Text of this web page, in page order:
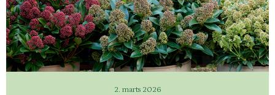
2. marts 2026